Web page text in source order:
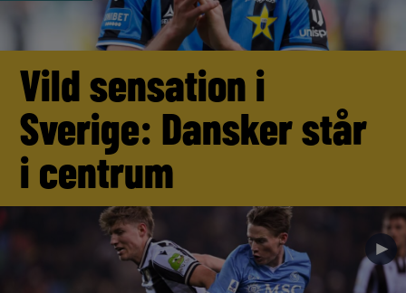
Vild sensation i
Sverige: Dansker står
i centrum
►